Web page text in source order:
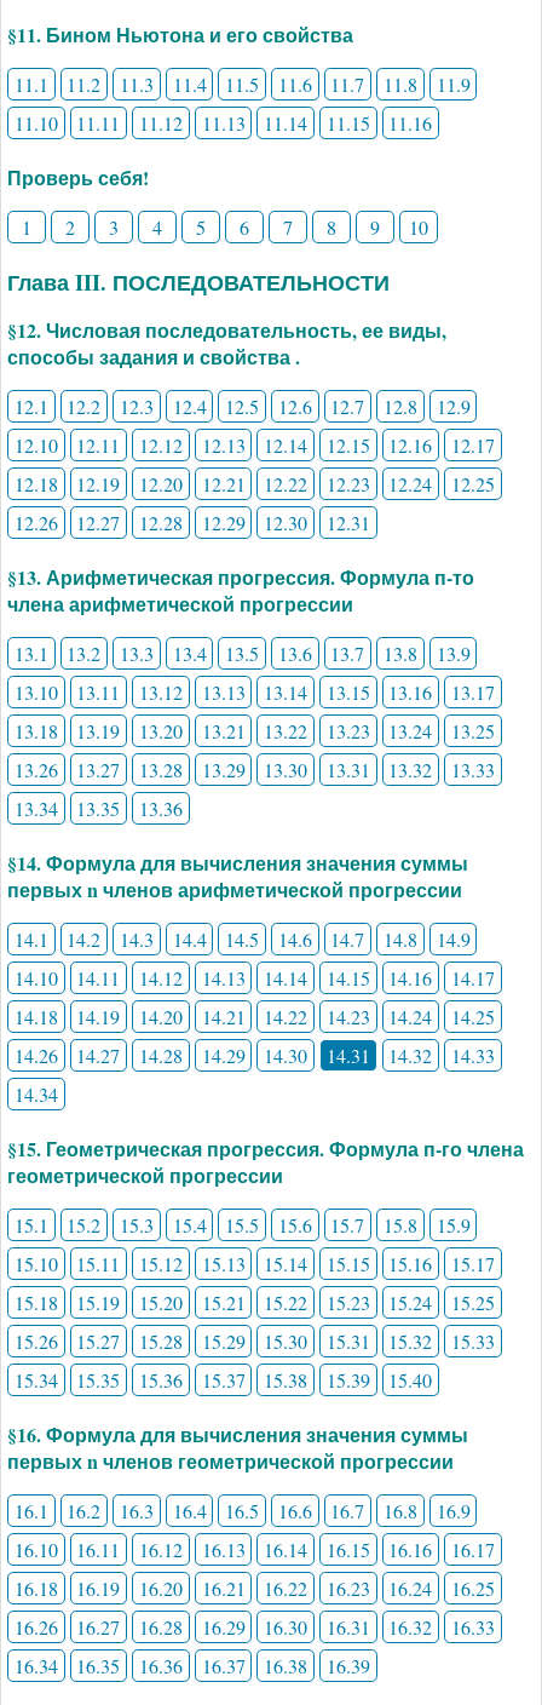
§11. Бином Ньютона и его свойства
11.1 11.2 11.3 11.4 11.5 11.6 11.7 11.8
11.9
11.10
11.11 11.12 11.13 11.14 11.15 11.16
Проверь себя!
1 2 3 4 5 6 7 8 9 10
Глава III. ПОСЛЕДОВАТЕЛЬНОСТИ
§12. Числовая последовательность, ее виды,
способы задания и свойства .
12.1 12.2 12.3 12.4 12.5 12.6 12.7 12.8
12.9
12.10
12.11 12.12 12.13 12.14 12.15 12.16
12.17
12.18
12.19 12.20 12.21 12.22 12.23 12.24
12.25
12.26
12.27 12.28 12.29 12.30 12.31
§13. Арифметическая прогрессия. Формула п-то
члена арифметической прогрессии
13.1 13.2 13.3 13.4 13.5 13.6 13.7 13.8
13.9
13.10
13.11 13.12 13.13 13.14 13.15 13.16
13.17
13.18
13.19 13.20 13.21 13.22 13.23 13.24
13.25
13.26
13.27 13.28 13.29 13.30 13.31 13.32
13.33
13.34
13.35 13.36
§14. Формула для вычисления значения суммы
первых n членов арифметической прогрессии
14.1 14.2 14.3 14.4 14.5 14.6 14.7 14.8
14.9
14.10
14.11 14.12 14.13 14.14 14.15 14.16
14.17
14.18
14.19 14.20 14.21 14.22 14.23 14.24
14.25
14.26
14.27 14.28 14.29 14.30 14.31 14.32
14.33
14.34
§15. Геометрическая прогрессия. Формула п-го члена
геометрической прогрессии
15.1 15.2 15.3 15.4 15.5 15.6 15.7 15.8
15.9
15.10
15.11 15.12 15.13 15.14 15.15 15.16
15.17
15.18
15.19 15.20 15.21 15.22 15.23 15.24
15.25
15.26
15.27 15.28 15.29 15.30 15.31 15.32
15.33
15.34
15.35 15.36 15.37 15.38 15.39 15.40
§16. Формула для вычисления значения суммы
первых n членов геометрической прогрессии
16.1 16.2 16.3 16.4 16.5 16.6 16.7 16.8
16.9
16.10
16.11 16.12 16.13 16.14 16.15 16.16
16.17
16.18
16.19 16.20 16.21 16.22 16.23 16.24
16.25
16.26
16.27 16.28 16.29 16.30 16.31 16.32
16.33
16.34
16.35 16.36 16.37 16.38 16.39